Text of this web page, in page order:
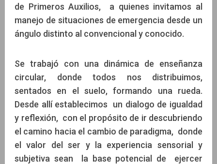
de Primeros Auxilios, a quienes invitamos al
manejo de situaciones de emergencia desde un
ángulo distinto al convencional y conocido.
Se trabajó con una dinámica de enseñanza
circular, donde todos nos distribuimos,
sentados en el suelo, formando una rueda.
Desde allí establecimos un dialogo de igualdad
y reflexión, con el propósito de ir descubriendo
el camino hacia el cambio de paradigma, donde
el valor del ser y la experiencia sensorial y
subjetiva sean la base potencial de ejercer